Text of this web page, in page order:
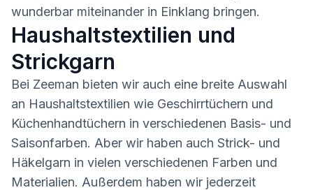
wunderbar miteinander in Einklang bringen.
Haushaltstextilien und
Strickgarn
Bei Zeeman bieten wir auch eine breite Auswahl
an Haushaltstextilien wie Geschirrtüchern und
Küchenhandtüchern in verschiedenen Basis- und
Saisonfarben. Aber wir haben auch Strick- und
Häkelgarn in vielen verschiedenen Farben und
Materialien. Außerdem haben wir jederzeit